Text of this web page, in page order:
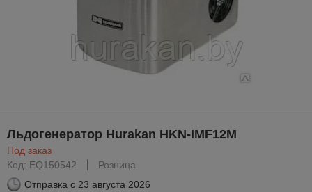
Льдогенератор Hurakan HKN-IMF12M
Под заказ
Код: EQ150542
Розница
Отправка с 23 августа 2026